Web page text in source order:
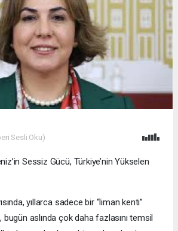
Sesli Oku)
Sessiz Gücü, Türkiye’nin Yükselen
yıllarca sadece bir “liman kenti”
bugün aslında çok daha fazlasını temsil